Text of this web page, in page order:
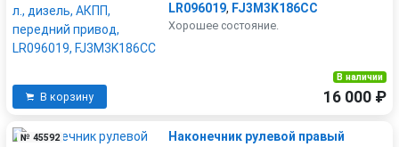
LR096019, FJ3M3K186CC
Хорошее состояние.
В корзину
В наличии
16 000 ₽
№ 45592
Наконечник рулевой правый